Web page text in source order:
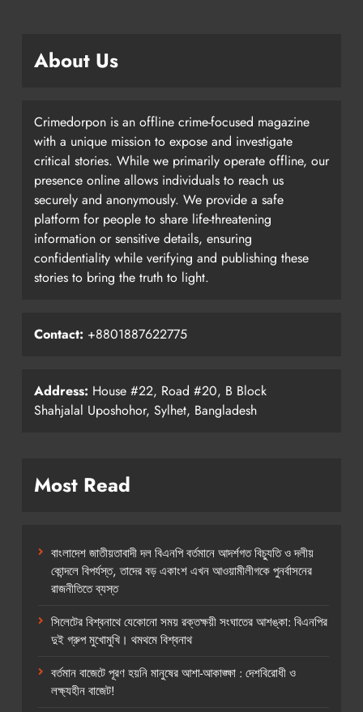
About Us
Crimedorpon is an offline crime-focused magazine
with a unique mission to expose and investigate
critical stories. While we primarily operate offline, our
presence online allows individuals to reach us
securely and anonymously. We provide a safe
platform for people to share life-threatening
information or sensitive details, ensuring
confidentiality while verifying and publishing these
stories to bring the truth to light.
Contact: +8801887622775
Address: House #22, Road #20, B Block
Shahjalal Uposhohor, Sylhet, Bangladesh
Most Read
বাংলাদেশ জাতীয়তাবাদী দল বিএনপি বর্তমানে আদর্শগত বিচ্যুতি ও দলীয়
কোন্দলে বিপর্যস্ত, তাদের বড় একাংশ এখন আওয়ামীলীগকে পুনর্বাসনের
রাজনীতিতে ব্যস্ত
সিলেটের বিশ্বনাথে যেকোনো সময় রক্তক্ষয়ী সংঘাতের আশঙ্কা: বিএনপির
দুই গ্রুপ মুখোমুখি। থমথমে বিশ্বনাথ
বর্তমান বাজেটে পূরণ হয়নি মানুষের আশা-আকাঙ্ক্ষা : দেশবিরোধী ও
লক্ষ্যহীন বাজেট!